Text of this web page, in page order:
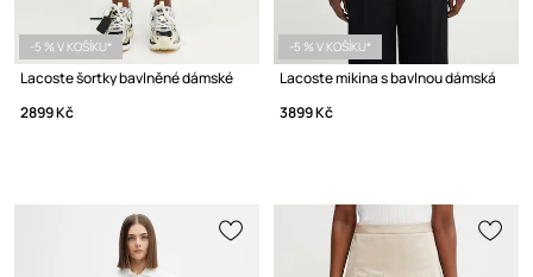
-5 % V KOŠÍKU*
Lacoste šortky bavlněné dámské
2899 Kč
-5 % V KOŠÍKU*
Lacoste mikina s bavlnou dámská
3899 Kč